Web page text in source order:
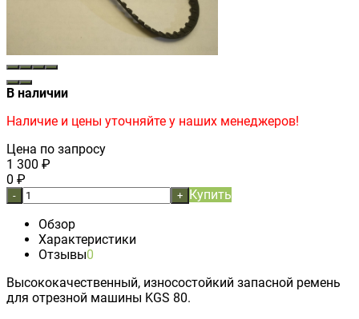
В наличии
Наличие и цены уточняйте у наших менеджеров!
Цена по запросу
1 300 ₽
0 ₽
- + Купить
Обзор
Характеристики
Отзывы0
Высококачественный, износостойкий запасной ремень
для отрезной машины KGS 80.